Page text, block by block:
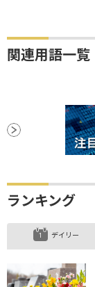
関連用語一覧
ランキング
デイリー